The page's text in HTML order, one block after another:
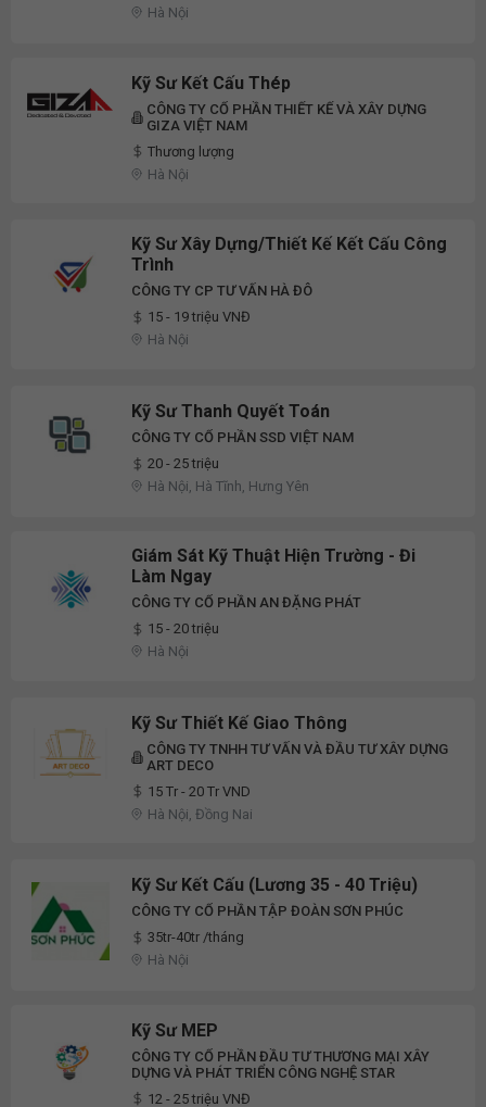
Hà Nội
Kỹ Sư Kết Cấu Thép
CÔNG TY CỔ PHẦN THIẾT KẾ VÀ XÂY DỰNG
GIZA VIỆT NAM
Thương lượng
Hà Nội
Kỹ Sư Xây Dựng/Thiết Kế Kết Cấu Công
Trình
CÔNG TY CP TƯ VẤN HÀ ĐÔ
15 - 19 triệu VNĐ
Hà Nội
Kỹ Sư Thanh Quyết Toán
CÔNG TY CỔ PHẦN SSD VIỆT NAM
20 - 25 triệu
Hà Nội, Hà Tĩnh, Hưng Yên
Giám Sát Kỹ Thuật Hiện Trường - Đi
Làm Ngay
CÔNG TY CỔ PHẦN AN ĐẶNG PHÁT
15 - 20 triệu
Hà Nội
Kỹ Sư Thiết Kế Giao Thông
CÔNG TY TNHH TƯ VẤN VÀ ĐẦU TƯ XÂY DỰNG
ART DECO
15 Tr - 20 Tr VND
Hà Nội, Đồng Nai
Kỹ Sư Kết Cấu (Lương 35 - 40 Triệu)
CÔNG TY CỔ PHẦN TẬP ĐOÀN SƠN PHÚC
35tr-40tr /tháng
Hà Nội
Kỹ Sư MEP
CÔNG TY CỔ PHẦN ĐẦU TƯ THƯƠNG MẠI XÂY
DỰNG VÀ PHÁT TRIỂN CÔNG NGHỆ STAR
12 - 25 triệu VNĐ